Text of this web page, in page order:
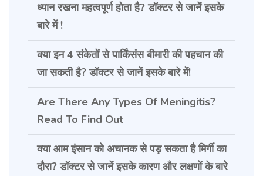
ध्यान रखना महत्वपूर्ण होता है? डॉक्टर से जानें इसके
बारे में !
क्या इन 4 संकेतों से पार्किंसंस बीमारी की पहचान की
जा सकती है? डॉक्टर से जानें इसके बारे में!
Are There Any Types Of Meningitis?
Read To Find Out
क्या आम इंसान को अचानक से पड़ सकता है मिर्गी का
दौरा? डॉक्टर से जानें इसके कारण और लक्षणों के बारे